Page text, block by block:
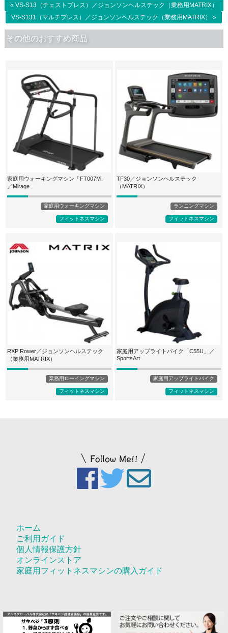
« VS-S13（チェストプレス）／ジョンソンヘルステック（業務用MATRIX）
VS-S131（マルチプレス）／ジョンソンヘルステック（業務用MATRIX） »
その他のおすすめ商品
家庭用ウォーキングマシン「FT007M」
／Mirage
家庭用ウォーキングマシン
フィットネスマシン
TF30／ジョンソンヘルステック
（MATRIX）
ランニングマシン
フィットネスマシン
RXP Rower／ジョンソンヘルステック
（業務用MATRIX）
業務用ローイングマシン
フィットネスマシン
家庭用アップライトバイク「C55U」／
SportsArt
家庭用アップライトバイク
フィットネスマシン
ホーム
ご利用ガイド
個人情報保護方針
オンラインストア
家庭用フィットネスマシンの購入ガイド